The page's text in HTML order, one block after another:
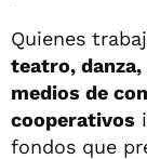
Quienes
teatro,
medios de
cooperativos
fondos que